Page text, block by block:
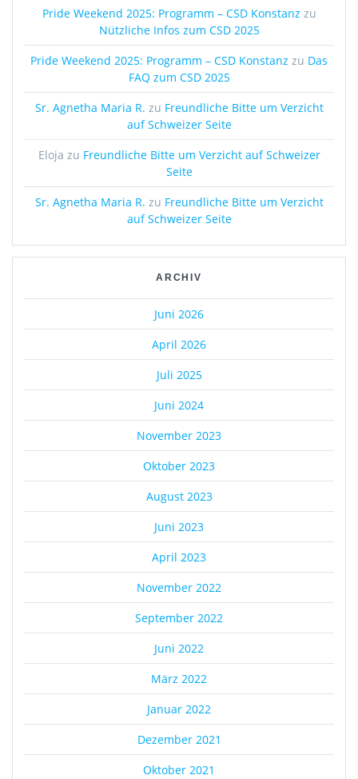
Pride Weekend 2025: Programm – CSD Konstanz zu
Nützliche Infos zum CSD 2025
Pride Weekend 2025: Programm – CSD Konstanz zu Das
FAQ zum CSD 2025
Sr. Agnetha Maria R. zu Freundliche Bitte um Verzicht
auf Schweizer Seite
Eloja zu Freundliche Bitte um Verzicht auf Schweizer
Seite
Sr. Agnetha Maria R. zu Freundliche Bitte um Verzicht
auf Schweizer Seite
ARCHIV
Juni 2026
April 2026
Juli 2025
Juni 2024
November 2023
Oktober 2023
August 2023
Juni 2023
April 2023
November 2022
September 2022
Juni 2022
März 2022
Januar 2022
Dezember 2021
Oktober 2021